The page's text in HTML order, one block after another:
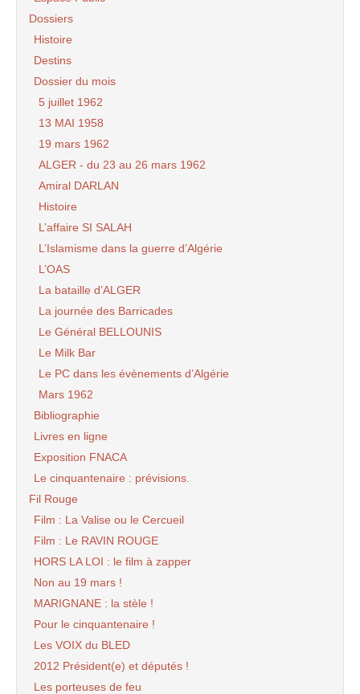
Dossiers
Histoire
Destins
Dossier du mois
5 juillet 1962
13 MAI 1958
19 mars 1962
ALGER - du 23 au 26 mars 1962
Amiral DARLAN
Histoire
L’affaire SI SALAH
L’Islamisme dans la guerre d’Algérie
L’OAS
La bataille d’ALGER
La journée des Barricades
Le Général BELLOUNIS
Le Milk Bar
Le PC dans les évènements d’Algérie
Mars 1962
Bibliographie
Livres en ligne
Exposition FNACA
Le cinquantenaire : prévisions.
Fil Rouge
Film : La Valise ou le Cercueil
Film : Le RAVIN ROUGE
HORS LA LOI : le film à zapper
Non au 19 mars !
MARIGNANE : la stèle !
Pour le cinquantenaire !
Les VOIX du BLED
2012 Président(e) et députés !
Les porteuses de feu